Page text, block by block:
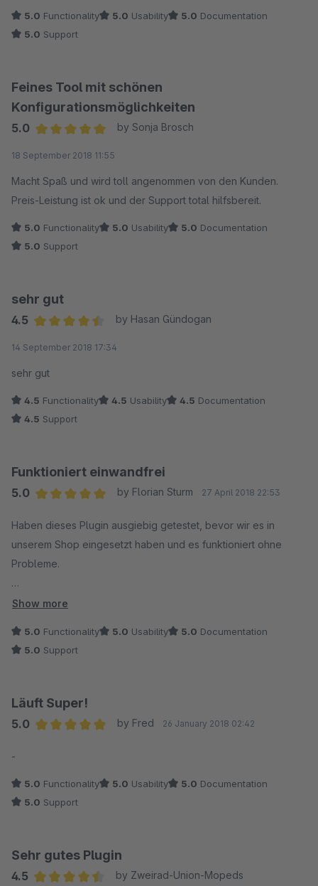
5.0 Functionality 5.0 Usability 5.0 Documentation
5.0 Support
Feines Tool mit schönen
Konfigurationsmöglichkeiten
5.0
by Sonja Brosch
18 September 2018 11:55
Macht Spaß und wird toll angenommen von den Kunden.
Preis-Leistung ist ok und der Support total hilfsbereit.
5.0 Functionality 5.0 Usability 5.0 Documentation
5.0 Support
sehr gut
4.5
by Hasan Gündogan
14 September 2018 17:34
sehr gut
4.5 Functionality 4.5 Usability 4.5 Documentation
4.5 Support
Funktioniert einwandfrei
5.0
by Florian Sturm 27 April 2018 22:53
Haben dieses Plugin ausgiebig getestet, bevor wir es in
unserem Shop eingesetzt haben und es funktioniert ohne
Probleme.
Auch die Einrichtung bei Tawk.to hat ohne Probleme geklappt
Show more
5.0 Functionality 5.0 Usability 5.0 Documentation
5.0 Support
Läuft Super!
5.0
by Fred 26 January 2018 02:42
-
5.0 Functionality 5.0 Usability 5.0 Documentation
5.0 Support
Sehr gutes Plugin
4.5 by Zweirad-Union-Mopeds